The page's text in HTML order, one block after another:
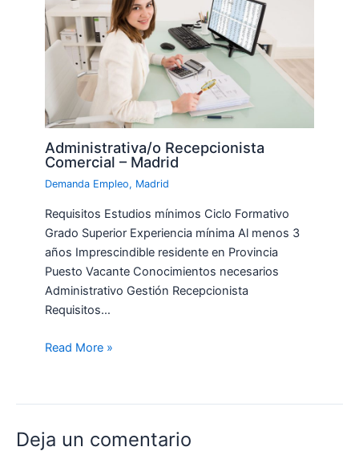
Administrativa/o Recepcionista
Comercial – Madrid
Demanda Empleo, Madrid
Requisitos Estudios mínimos Ciclo Formativo
Grado Superior Experiencia mínima Al menos 3
años Imprescindible residente en Provincia
Puesto Vacante Conocimientos necesarios
Administrativo Gestión Recepcionista
Requisitos…
Read More »
Deja un comentario